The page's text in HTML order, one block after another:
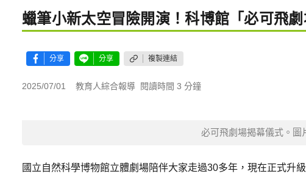
蠟筆小新太空冒險開演！科博館「必可飛
分享 分享 複製連結
2025/07/01 教育人綜合報導 閱讀時間 3 分鐘
必可飛劇場揭幕儀式。圖
國立自然科學博物館立體劇場陪伴大家走過30多年，現在正式升